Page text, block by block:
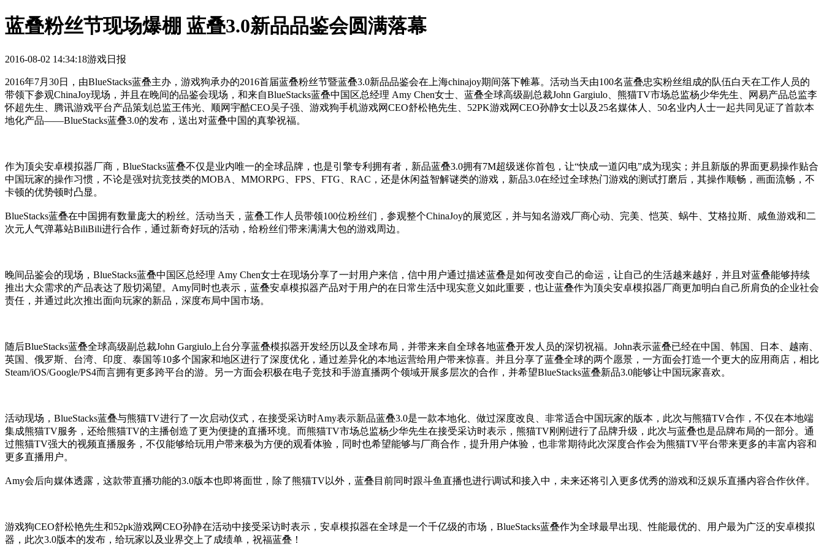
蓝叠粉丝节现场爆棚 蓝叠3.0新品品鉴会圆满落幕
2016-08-02 14:34:18游戏日报
2016年7月30日，由BlueStacks蓝叠主办，游戏狗承办的2016首届蓝叠粉丝节暨蓝叠3.0新品品鉴会在上海chinajoy期间落下帷幕。活动当天由100名蓝叠忠实粉丝组成的队伍白天在工作人员的
带领下参观ChinaJoy现场，并且在晚间的品鉴会现场，和来自BlueStacks蓝叠中国区总经理 Amy Chen女士、蓝叠全球高级副总裁John Gargiulo、熊猫TV市场总监杨少华先生、网易产品总监李
怀超先生、腾讯游戏平台产品策划总监王伟光、顺网宇酷CEO吴子强、游戏狗手机游戏网CEO舒松艳先生、52PK游戏网CEO孙静女士以及25名媒体人、50名业内人士一起共同见证了首款本
地化产品——BlueStacks蓝叠3.0的发布，送出对蓝叠中国的真挚祝福。
作为顶尖安卓模拟器厂商，BlueStacks蓝叠不仅是业内唯一的全球品牌，也是引擎专利拥有者，新品蓝叠3.0拥有7M超级迷你首包，让“快成一道闪电”成为现实；并且新版的界面更易操作贴合
中国玩家的操作习惯，不论是强对抗竞技类的MOBA、MMORPG、FPS、FTG、RAC，还是休闲益智解谜类的游戏，新品3.0在经过全球热门游戏的测试打磨后，其操作顺畅，画面流畅，不
卡顿的优势顿时凸显。
BlueStacks蓝叠在中国拥有数量庞大的粉丝。活动当天，蓝叠工作人员带领100位粉丝们，参观整个ChinaJoy的展览区，并与知名游戏厂商心动、完美、恺英、蜗牛、艾格拉斯、咸鱼游戏和二
次元人气弹幕站BiliBili进行合作，通过新奇好玩的活动，给粉丝们带来满满大包的游戏周边。
晚间品鉴会的现场，BlueStacks蓝叠中国区总经理 Amy Chen女士在现场分享了一封用户来信，信中用户通过描述蓝叠是如何改变自己的命运，让自己的生活越来越好，并且对蓝叠能够持续
推出大众需求的产品表达了殷切渴望。Amy同时也表示，蓝叠安卓模拟器产品对于用户的在日常生活中现实意义如此重要，也让蓝叠作为顶尖安卓模拟器厂商更加明白自己所肩负的企业社会
责任，并通过此次推出面向玩家的新品，深度布局中国市场。
随后BlueStacks蓝叠全球高级副总裁John Gargiulo上台分享蓝叠模拟器开发经历以及全球布局，并带来来自全球各地蓝叠开发人员的深切祝福。John表示蓝叠已经在中国、韩国、日本、越南、
英国、俄罗斯、台湾、印度、泰国等10多个国家和地区进行了深度优化，通过差异化的本地运营给用户带来惊喜。并且分享了蓝叠全球的两个愿景，一方面会打造一个更大的应用商店，相比
Steam/iOS/Google/PS4而言拥有更多跨平台的游。另一方面会积极在电子竞技和手游直播两个领域开展多层次的合作，并希望BlueStacks蓝叠新品3.0能够让中国玩家喜欢。
活动现场，BlueStacks蓝叠与熊猫TV进行了一次启动仪式，在接受采访时Amy表示新品蓝叠3.0是一款本地化、做过深度改良、非常适合中国玩家的版本，此次与熊猫TV合作，不仅在本地端
集成熊猫TV服务，还给熊猫TV的主播创造了更为便捷的直播环境。而熊猫TV市场总监杨少华先生在接受采访时表示，熊猫TV刚刚进行了品牌升级，此次与蓝叠也是品牌布局的一部分。通
过熊猫TV强大的视频直播服务，不仅能够给玩用户带来极为方便的观看体验，同时也希望能够与厂商合作，提升用户体验，也非常期待此次深度合作会为熊猫TV平台带来更多的丰富内容和
更多直播用户。
Amy会后向媒体透露，这款带直播功能的3.0版本也即将面世，除了熊猫TV以外，蓝叠目前同时跟斗鱼直播也进行调试和接入中，未来还将引入更多优秀的游戏和泛娱乐直播内容合作伙伴。
游戏狗CEO舒松艳先生和52pk游戏网CEO孙静在活动中接受采访时表示，安卓模拟器在全球是一个千亿级的市场，BlueStacks蓝叠作为全球最早出现、性能最优的、用户最为广泛的安卓模拟
器，此次3.0版本的发布，给玩家以及业界交上了成绩单，祝福蓝叠！